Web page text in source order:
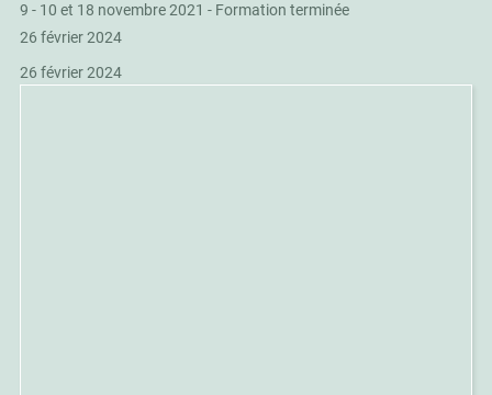
9 - 10 et 18 novembre 2021 - Formation terminée
26 février 2024
26 février 2024